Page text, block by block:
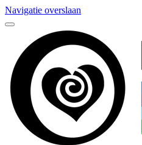
Navigatie overslaan